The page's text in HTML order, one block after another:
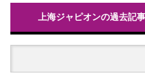
上海ジャピオンの過去記